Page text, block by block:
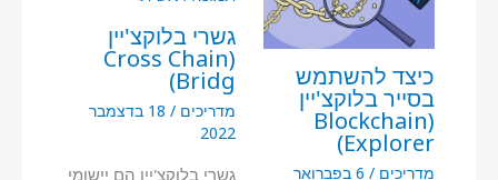
כיצד להשתמש
בסייר בלוקצ'יין
(Blockchain
Explorer)
מדריכים /
6 בפברואר
גשרי בלוקצ'יין
(Cross Chain
Bridg)
מדריכים /
18 בדצמבר
2022
גשרי בלוקצ'יין הם יישומי